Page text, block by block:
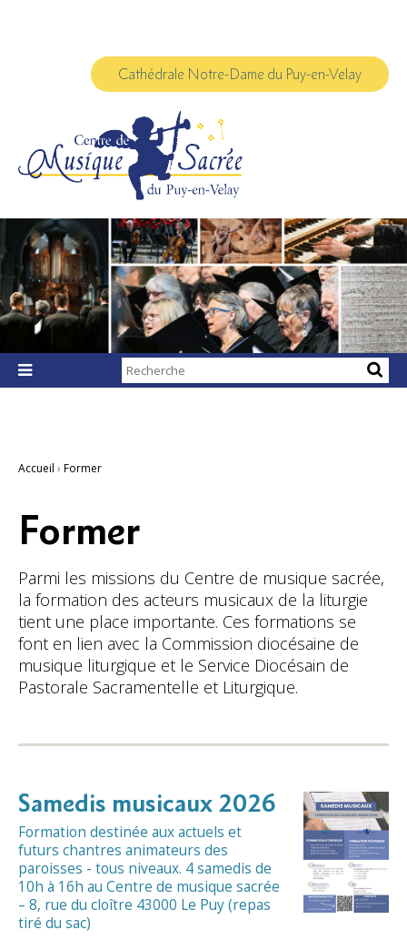
Cathédrale Notre-Dame du Puy-en-Velay

Chercher par
Recherche
Accueil › Former
Former
Parmi les missions du Centre de musique sacrée,
la formation des acteurs musicaux de la liturgie
tient une place importante. Ces formations se
font en lien avec la Commission diocésaine de
musique liturgique et le Service Diocésain de
Pastorale Sacramentelle et Liturgique.
Samedis musicaux 2026
Formation destinée aux actuels et
futurs chantres animateurs des
paroisses - tous niveaux. 4 samedis de
10h à 16h au Centre de musique sacrée
– 8, rue du cloître 43000 Le Puy (repas
tiré du sac)